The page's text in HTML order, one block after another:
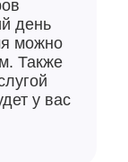
день
можно
Также
у вас